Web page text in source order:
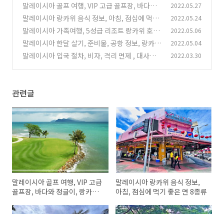
말레이시아 골프 여행, VIP 고급 골프장, 바다와
정글이, 랑카위 ELS golf club. (1)
2022.05.27
말레이시아 랑카위 음식 정보, 아침, 점심에 먹기
좋은 면 8종류 (0)
2022.05.24
말레이시아 가족여행, 5성급 리조트 랑카위 호텔
정보, 특징, 최근 가격
(0)
2022.05.06
말레이시아 한달 살기, 준비물, 공항 정보, 랑카위
여행 과정
(0)
2022.05.04
말레이시아 입국 절차, 비자, 격리 면제 , 대사관
2022.03.30
관련글
말레이시아 골프 여행, VIP 고급
골프장, 바다와 정글이, 랑카위
말레이시아 랑카위 음식 정보,
아침, 점심에 먹기 좋은 면 8종류